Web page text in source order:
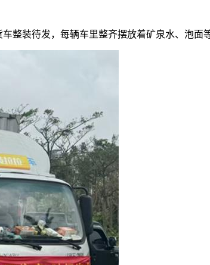
整装待发，每辆车里整齐摆放着矿泉水、泡面